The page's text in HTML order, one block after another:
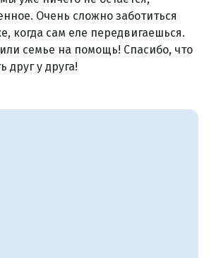
Очень сложно заботиться
когда сам еле передвигаешься.
семье на помощь! Спасибо, что
друг у друга!